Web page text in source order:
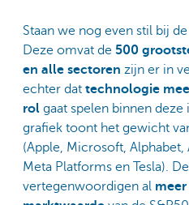
Staan we nog even stil bij de
Deze omvat de 500
en alle sectoren zijn er in
echter dat technologie
rol gaat spelen binnen deze
grafiek toont het gewicht
(Apple, Microsoft,
Meta Platforms en Tesla).
vertegenwoordigen al